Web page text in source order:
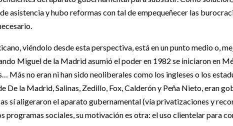
asistencia y hubo reformas con tal de empequeñecer las
viéndolo desde esta perspectiva, está en un punto medio o,
Miguel de la Madrid asumió el poder en 1982 se iniciaron en
Más no eran ni han sido neoliberales como los ingleses o los
De la Madrid, Salinas, Zedillo, Fox, Calderón y Peña Nieto, eran
sí aligeraron el aparato gubernamental (vía privatizaciones y
programas sociales, su motivación es otra: el uso clientelar para